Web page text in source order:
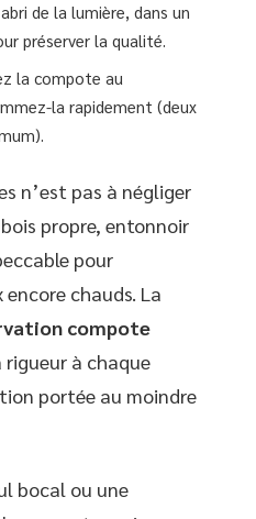
de la lumière, dans un
préserver la qualité.
la compote au
la rapidement (deux
n’est pas à négliger
propre, entonnoir
pour
chauds. La
compote
rigueur à chaque
portée au moindre
bocal ou une